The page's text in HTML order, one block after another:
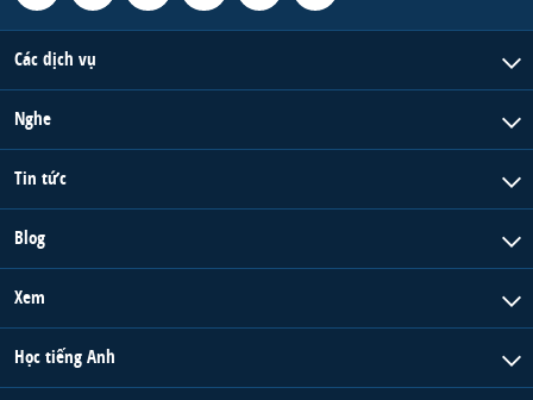
Các dịch vụ
Nghe
Tin tức
Blog
Xem
Học tiếng Anh